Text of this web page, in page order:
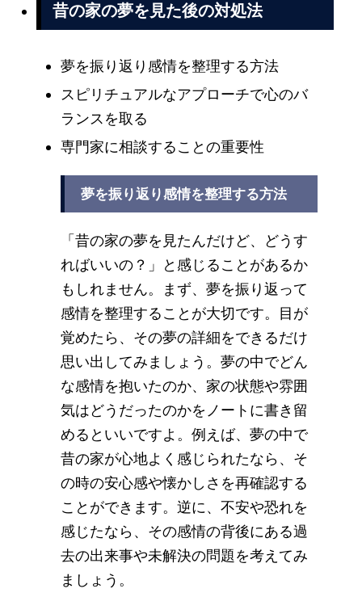
昔の家の夢を見た後の対処法
夢を振り返り感情を整理する方法
スピリチュアルなアプローチで心のバ
ランスを取る
専門家に相談することの重要性
夢を振り返り感情を整理する方法
「昔の家の夢を見たんだけど、どうす
ればいいの？」と感じることがあるか
もしれません。まず、夢を振り返って
感情を整理することが大切です。目が
覚めたら、その夢の詳細をできるだけ
思い出してみましょう。夢の中でどん
な感情を抱いたのか、家の状態や雰囲
気はどうだったのかをノートに書き留
めるといいですよ。例えば、夢の中で
昔の家が心地よく感じられたなら、そ
の時の安心感や懐かしさを再確認する
ことができます。逆に、不安や恐れを
感じたなら、その感情の背後にある過
去の出来事や未解決の問題を考えてみ
ましょう。